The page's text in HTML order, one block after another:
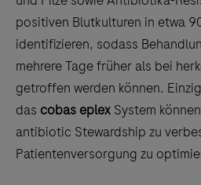
positiven Blutkulturen in etwa
identifizieren, sodass
mehrere Tage früher als bei
getroffen werden können.
das cobas eplex System
antibiotic Stewardship zu
Patientenversorgung zu